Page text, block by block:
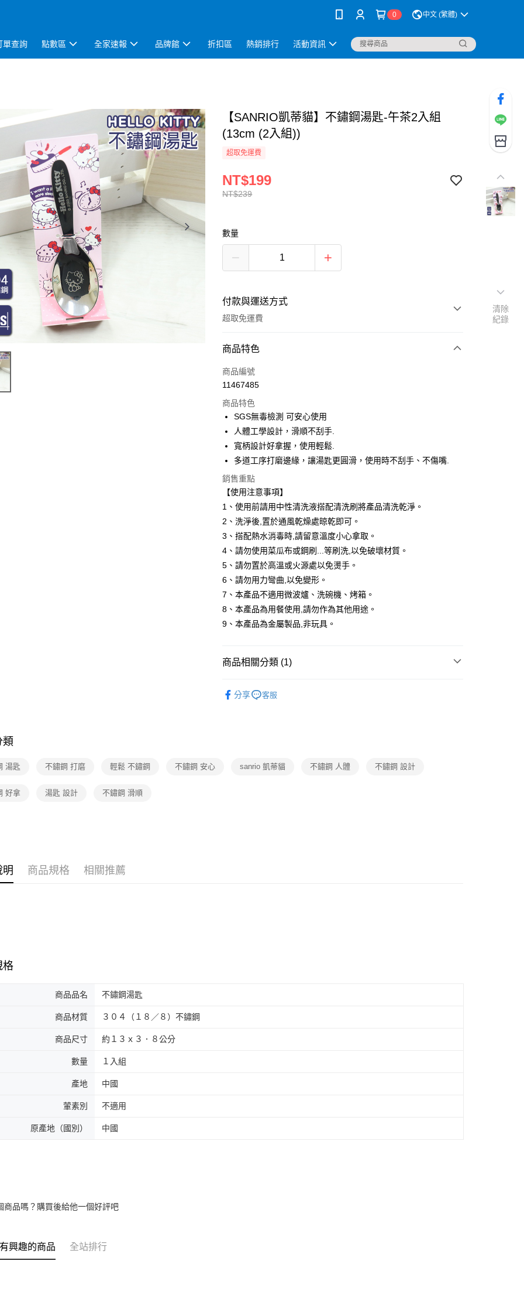
0 中文 (繁體)
單查詢 點數區 全家速報 品牌館 折扣區 熱銷排行 活動資訊
【SANRIO凱蒂貓】不鏽鋼湯匙-午茶2入組
(13cm (2入組))
超取免運費
NT$239
NT$199
數量
付款與運送方式
超取免運費
付款方式
全家線上支付
運送方式
全家取貨付款
免運費
常溫-付款後全家取貨
免運費
商品特色
商品編號
11467485
商品特色
SGS無毒檢測 可安心使用
人體工學設計，滑順不刮手.
寬柄設計好拿握，使用輕鬆.
多道工序打磨邊緣，讓湯匙更圓滑，使用時不刮手、不傷嘴.
銷售重點
【使用注意事項】
1、使用前請用中性清洗液搭配清洗刷將產品清洗乾淨。
2、洗淨後,置於通風乾燥處晾乾即可。
3、搭配熱水消毒時,請留意溫度小心拿取。
4、請勿使用菜瓜布或鋼刷...等刷洗,以免破壞材質。
5、請勿置於高溫或火源處以免燙手。
6、請勿用力彎曲,以免變形。
7、本產品不適用微波爐、洗碗機、烤箱。
8、本產品為用餐使用,請勿作為其他用途。
9、本產品為金屬製品,非玩具。
商品相關分類 (1)
分享
客服
類
湯匙 不鏽鋼 打磨 輕鬆 不鏽鋼 不鏽鋼 安心 sanrio 凱蒂貓 不鏽鋼 人體 不鏽鋼 設計
好拿 湯匙 設計 不鏽鋼 滑順
明 商品規格 相關推薦
格
商品品名 不鏽鋼湯匙
商品材質 ３０４（１８／８）不鏽鋼
商品尺寸 約１３ｘ３．８公分
數量 １入組
產地 中國
葷素別 不適用
原產地（國別） 中國
商品嗎？購買後給他一個好評吧
興趣的商品 全站排行
清除
紀錄